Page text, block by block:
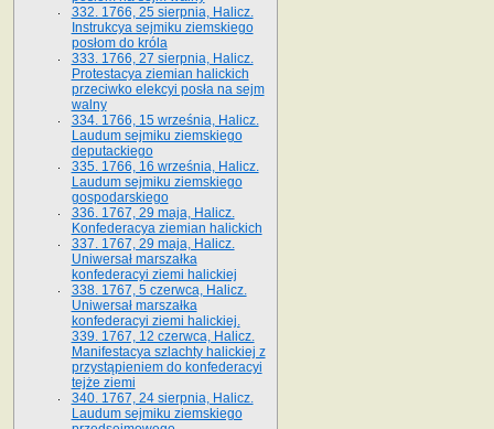
332. 1766, 25 sierpnia, Halicz.
Instrukcya sejmiku ziemskiego
posłom do króla
333. 1766, 27 sierpnia, Halicz.
Protestacya ziemian halickich
przeciwko elekcyi posła na sejm
walny
334. 1766, 15 września, Halicz.
Laudum sejmiku ziemskiego
deputackiego
335. 1766, 16 września, Halicz.
Laudum sejmiku ziemskiego
gospodarskiego
336. 1767, 29 maja, Halicz.
Konfederacya ziemian halickich
337. 1767, 29 maja, Halicz.
Uniwersał marszałka
konfederacyi ziemi halickiej
338. 1767, 5 czerwca, Halicz.
Uniwersał marszałka
konfederacyi ziemi halickiej.
339. 1767, 12 czerwca, Halicz.
Manifestacya szlachty halickiej z
przystąpieniem do konfederacyi
tejże ziemi
340. 1767, 24 sierpnia, Halicz.
Laudum sejmiku ziemskiego